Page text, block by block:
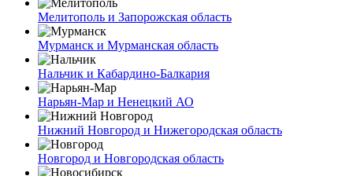
Мелитополь и Запорожская область
Мурманск и Мурманская область
Нальчик и Кабардино-Балкария
Нарьян-Мар и Ненецкий АО
Нижний Новгород и Нижегородская область
Новгород и Новгородская область